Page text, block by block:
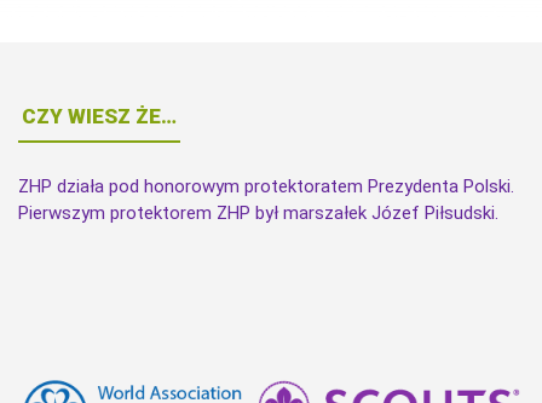
CZY WIESZ ŻE…
ZHP działa pod honorowym protektoratem Prezydenta Polski.
Pierwszym protektorem ZHP był marszałek Józef Piłsudski.